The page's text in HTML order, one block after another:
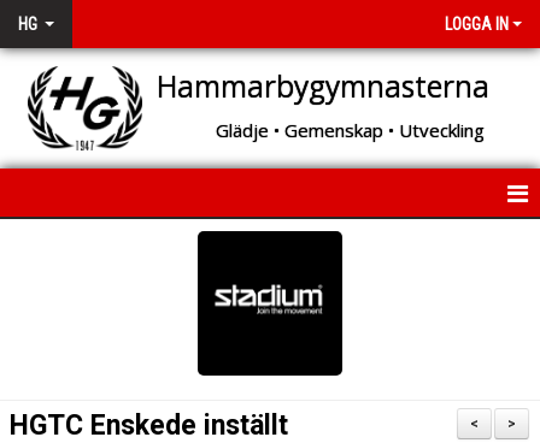
HG LOGGA IN
Hammarbygymnasterna
Glädje • Gemenskap • Utveckling
>
<
HGTC Enskede inställt